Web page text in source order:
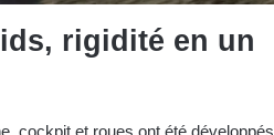
rigidité en un